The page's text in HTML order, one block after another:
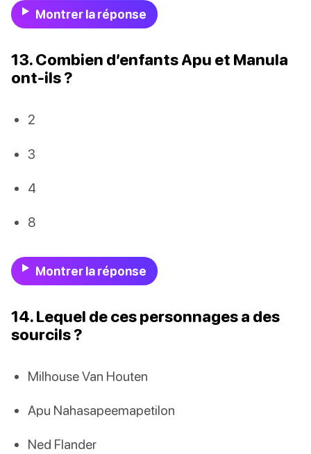
Montrer la réponse
13. Combien d’enfants Apu et Manula
ont-ils ?
2
3
4
8
Montrer la réponse
14. Lequel de ces personnages a des
sourcils ?
Milhouse Van Houten
Apu Nahasapeemapetilon
Ned Flander